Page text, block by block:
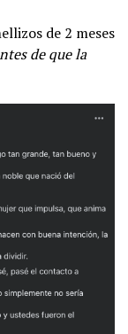
de 2 meses
de que la